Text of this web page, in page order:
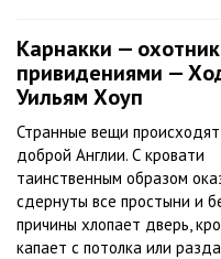
Карнакки —
привидениями —
Уильям Хоуп
Странные вещи
доброй Англии. С кровати
таинственным образом
сдернуты все простыни и
причины хлопает дверь,
капает с потолка или